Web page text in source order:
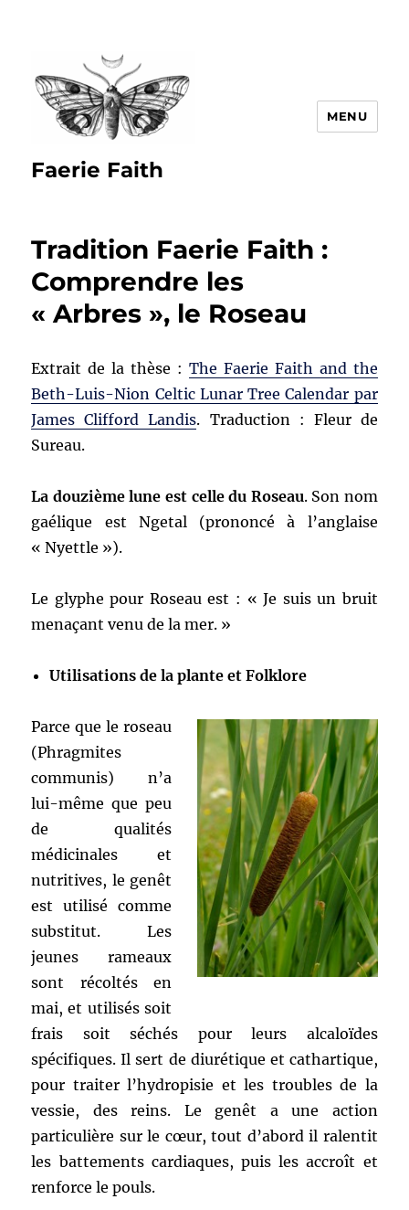
Faerie Faith
MENU
Tradition Faerie Faith :
Comprendre les
« Arbres », le Roseau
Extrait de la thèse : The Faerie Faith and the
Beth-Luis-Nion Celtic Lunar Tree Calendar par
James Clifford Landis. Traduction : Fleur de
Sureau.
La douzième lune est celle du Roseau. Son nom
gaélique est Ngetal (prononcé à l’anglaise
« Nyettle »).
Le glyphe pour Roseau est : « Je suis un bruit
menaçant venu de la mer. »
Utilisations de la plante et Folklore
Parce que le roseau
(Phragmites
communis) n’a
lui-même que peu
de qualités
médicinales et
nutritives, le genêt
est utilisé comme
substitut. Les
jeunes rameaux
sont récoltés en
mai, et utilisés soit
frais soit séchés pour leurs alcaloïdes
spécifiques. Il sert de diurétique et cathartique,
pour traiter l’hydropisie et les troubles de la
vessie, des reins. Le genêt a une action
particulière sur le cœur, tout d’abord il ralentit
les battements cardiaques, puis les accroît et
renforce le pouls.